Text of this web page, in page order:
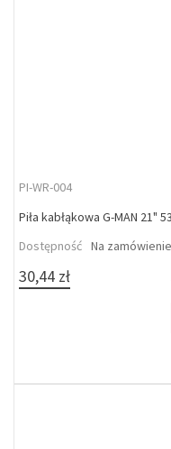
PI-WR-004
Piła kabłąkowa G-MAN 21"
Dostępność Na zamówienie
30,44 zł